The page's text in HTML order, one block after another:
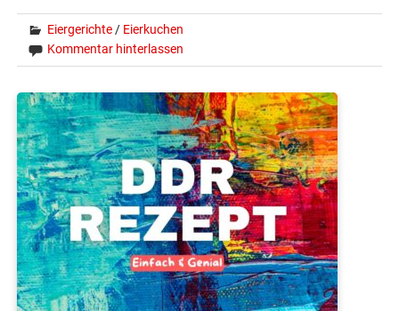
Eiergerichte/ Eierkuchen
Kommentar hinterlassen